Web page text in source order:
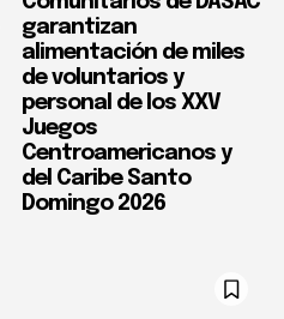
garantizan
alimentación de miles
de voluntarios y
personal de los XXV
Juegos
Centroamericanos y
del Caribe Santo
Domingo 2026